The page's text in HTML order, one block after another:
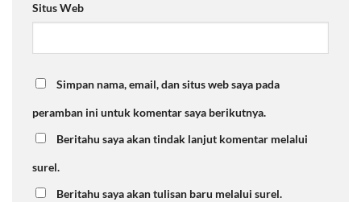
Situs Web
Simpan nama, email, dan situs web saya pada
peramban ini untuk komentar saya berikutnya.
Beritahu saya akan tindak lanjut komentar melalui
surel.
Beritahu saya akan tulisan baru melalui surel.